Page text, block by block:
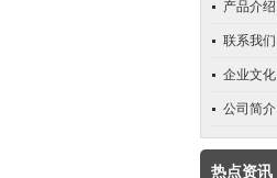
产品介绍
联系我们
企业文化
公司简介
热点资讯